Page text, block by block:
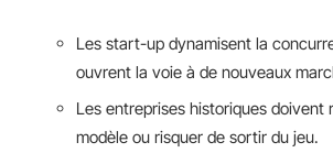
Les start-up dynamisent la
ouvrent la voie à de nouveaux
Les entreprises historiques doivent
modèle ou risquer de sortir du jeu.